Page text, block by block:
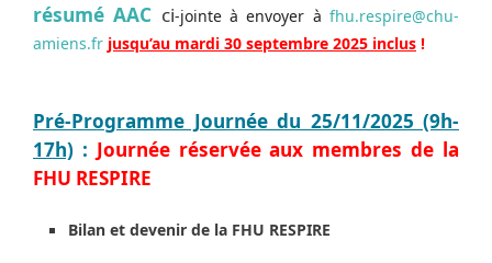
résumé AAC ci-jointe à envoyer àfhu.respire@chu-
amiens.fr jusqu’au mardi 30 septembre 2025 inclus !
Pré-Programme Journée du 25/11/2025 (9h-
17h) : Journée réservée aux membres de la
FHU RESPIRE
Bilan et devenir de la FHU RESPIRE